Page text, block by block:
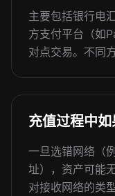
主要包括银行电
方支付平台（如
对点交易。不同
充值过程中如
一旦选错网络（
址），资产可能
对接收网络的类